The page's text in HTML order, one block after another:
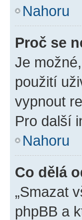
Nahoru
Proč se
Je
použití
vypnout
Pro další
Nahoru
Co dělá
„Smazat
phpBB a